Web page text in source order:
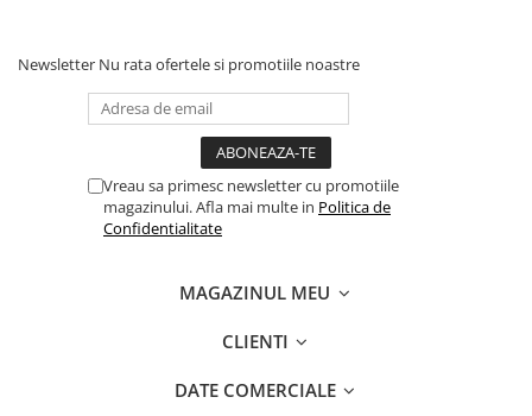
Newsletter Nu rata ofertele si promotiile noastre
Vreau sa primesc newsletter cu promotiile
magazinului. Afla mai multe in Politica de
Confidentialitate
MAGAZINUL MEU
CLIENTI
DATE COMERCIALE